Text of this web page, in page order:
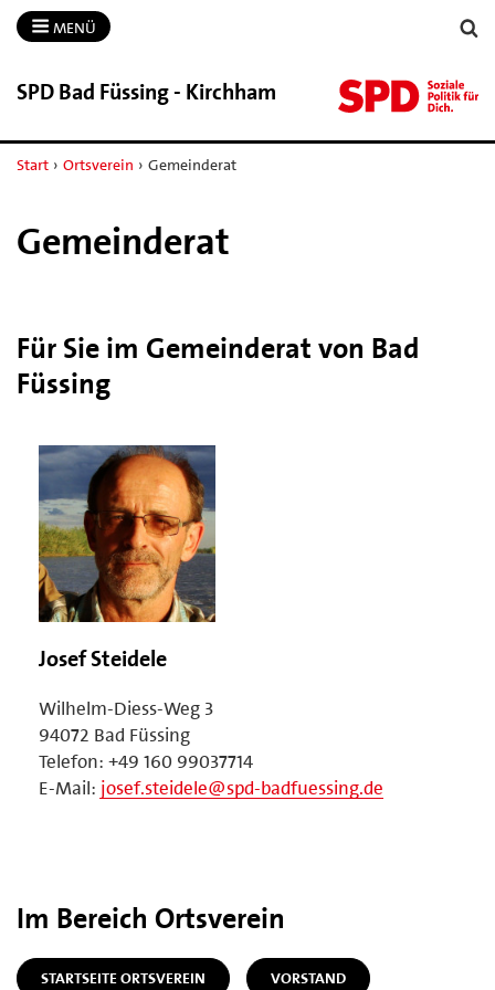
MENÜ
SPD Bad Füssing -​ Kirchham
Start › Ortsverein › Gemeinderat
Gemeinderat
Für Sie im Gemeinderat von Bad
Füssing
Josef Steidele
Wilhelm-Diess-Weg 3
94072 Bad Füssing
Telefon: +49 160 99037714
E-Mail: josef.steidele@spd-badfuessing.de
Im Bereich Ortsverein
STARTSEITE ORTSVEREIN VORSTAND